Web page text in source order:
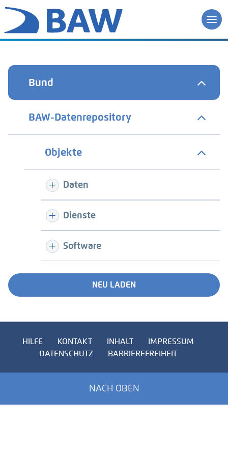
Bund
BAW-Datenrepository
Objekte
Daten
Dienste
Software
NEU LADEN
HILFE KONTAKT INHALT
IMPRESSUM
DATENSCHUTZ
BARRIEREFREIHEIT
NACH OBEN